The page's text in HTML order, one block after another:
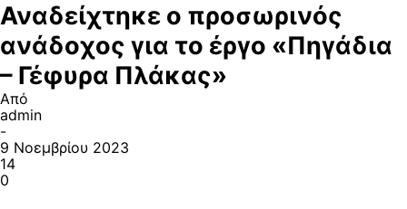
Αναδείχτηκε ο προσωρινός
ανάδοχος για το έργο «Πηγάδια
– Γέφυρα Πλάκας»
Από
admin
-
9 Νοεμβρίου 2023
14
0